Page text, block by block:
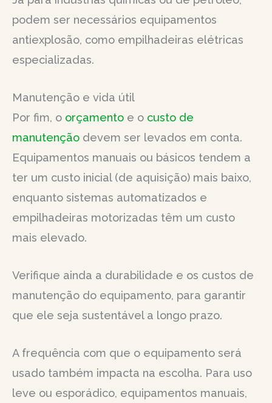
podem ser necessários equipamentos
antiexplosão, como empilhadeiras elétricas
especializadas.
Manutenção e vida útil
Por fim, o orçamento e o custo de
manutenção devem ser levados em conta.
Equipamentos manuais ou básicos tendem a
ter um custo inicial (de aquisição) mais baixo,
enquanto sistemas automatizados e
empilhadeiras motorizadas têm um custo
mais elevado.
Verifique ainda a durabilidade e os custos de
manutenção do equipamento, para garantir
que ele seja sustentável a longo prazo.
A frequência com que o equipamento será
usado também impacta na escolha. Para uso
leve ou esporádico, equipamentos manuais,